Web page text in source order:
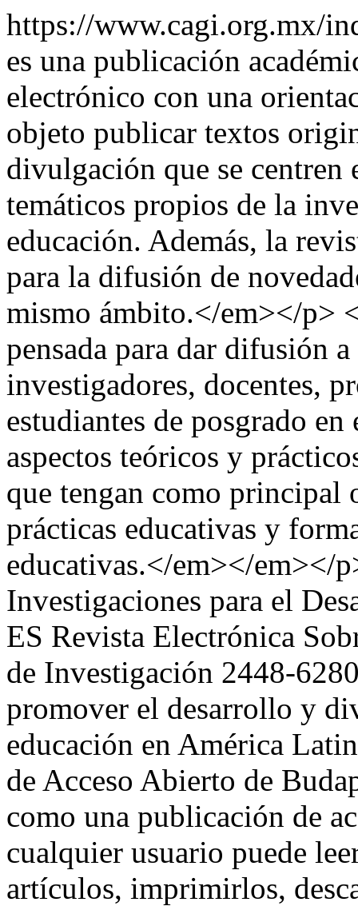
https://www.cagi.org.mx/
es una publicación
electrónico con una
objeto publicar textos
divulgación que se
temáticos propios de la
educación. Además, la
para la difusión de
mismo ámbito.</em></p>
pensada para dar difusión
investigadores, docentes,
estudiantes de posgrado
aspectos teóricos y
que tengan como principal
prácticas educativas y
educativas.</em></em></
Investigaciones para el
ES Revista Electrónica
de Investigación 2448-
promover el desarrollo y
educación en América
de Acceso Abierto de
como una publicación de
cualquier usuario puede
artículos, imprimirlos,